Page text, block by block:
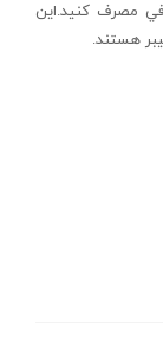
مصرف كنيد.اين
هستند.